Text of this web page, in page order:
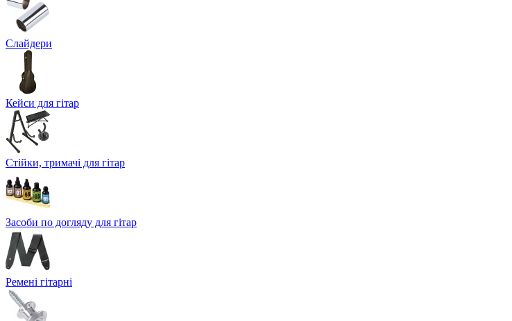
Слайдери
Кейси для гітар
Стійки, тримачі для гітар
Засоби по догляду для гітар
Ремені гітарні